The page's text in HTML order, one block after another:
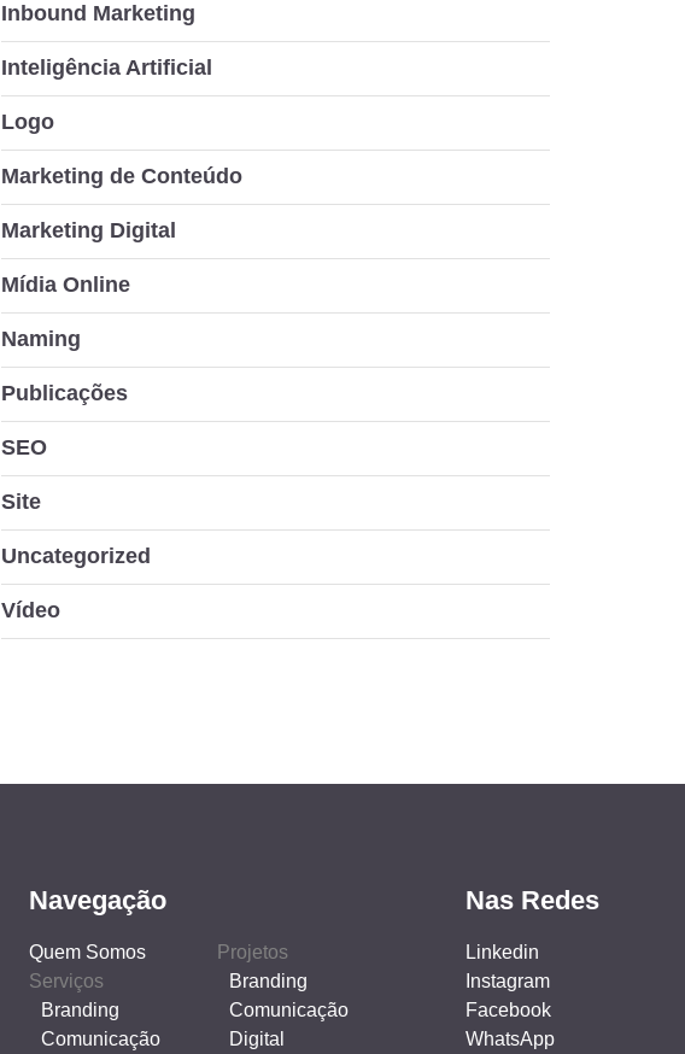
Inbound Marketing
Inteligência Artificial
Logo
Marketing de Conteúdo
Marketing Digital
Mídia Online
Naming
Publicações
SEO
Site
Uncategorized
Vídeo
Navegação
Quem Somos
Serviços
Branding
Comunicação
Projetos
Branding
Comunicação
Digital
Nas Redes
Linkedin
Instagram
Facebook
WhatsApp